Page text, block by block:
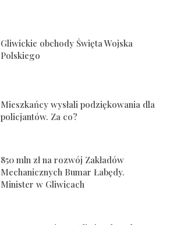
Gliwickie obchody Święta Wojska
Polskiego
Mieszkańcy wysłali podziękowania dla
policjantów. Za co?
850 mln zł na rozwój Zakładów
Mechanicznych Bumar Łabędy.
Minister w Gliwicach